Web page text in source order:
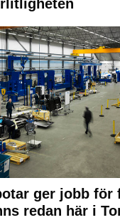
ger jobb för
redan här i